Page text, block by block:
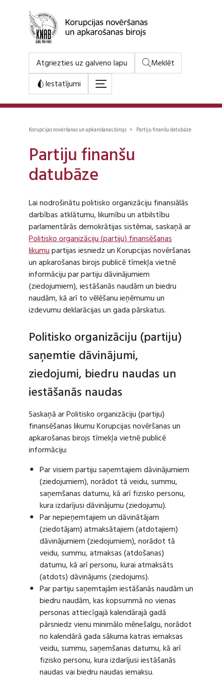
Atgriezties uz galveno lapu
Meklēt
Iestatījumi
Korupcijas novēršanas un apkarošanas birojs > Partiju finanšu datubāze
Partiju finanšu
datubāze
Lai nodrošinātu politisko organizāciju finansiālās
darbības atklātumu, likumību un atbilstību
parlamentārās demokrātijas sistēmai, saskaņā ar
Politisko organizāciju (partiju) finansēšanas
likumupartijas iesniedz un Korupcijas novēršanas
un apkarošanas birojs publicē tīmekļa vietnē
informāciju par partiju dāvinājumiem
(ziedojumiem), iestāšanās naudām un biedru
naudām, kā arī to vēlēšanu ieņēmumu un
izdevumu deklarācijas un gada pārskatus.
Politisko organizāciju (partiju)
saņemtie dāvinājumi,
ziedojumi, biedru naudas un
iestāšanās naudas
Saskaņā ar Politisko organizāciju (partiju)
finansēšanas likumu Korupcijas novēršanas un
apkarošanas birojs tīmekļa vietnē publicē
informāciju:
Par visiem partiju saņemtajiem dāvinājumiem
(ziedojumiem), norādot tā veidu, summu,
saņemšanas datumu, kā arī fizisko personu,
kura izdarījusi dāvinājumu (ziedojumu).
Par nepieņemtajiem un dāvinātājam
(ziedotājam) atmaksātajiem (atdotajiem)
dāvinājumiem (ziedojumiem), norādot tā
veidu, summu, atmaksas (atdošanas)
datumu, kā arī personu, kurai atmaksāts
(atdots) dāvinājums (ziedojums).
Par partiju saņemtajām iestāšanās naudām un
biedru naudām, kas kopsummā no vienas
personas attiecīgajā kalendārajā gadā
pārsniedz vienu minimālo mēnešalgu, norādot
no kalendārā gada sākuma katras iemaksas
veidu, summu, saņemšanas datumu, kā arī
fizisko personu, kura izdarījusi iestāšanās
naudas vai biedru naudas iemaksu.